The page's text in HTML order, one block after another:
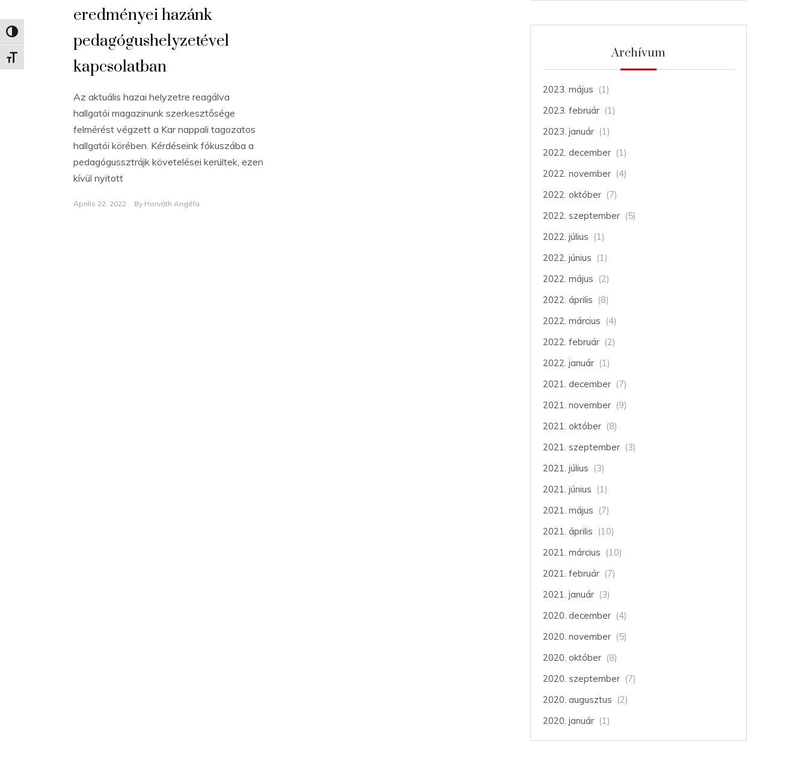
Nagy kontraszt váltása
Betűméret váltása
eredményei hazánk
pedagógushelyzetével
kapcsolatban
Az aktuális hazai helyzetre reagálva
hallgatói magazinunk szerkesztősége
felmérést végzett a Kar nappali tagozatos
hallgatói körében. Kérdéseink fókuszába a
pedagógussztrájk követelései kerültek, ezen
kívül nyitott
Április 22, 2022 By Horváth Angéla
Archívum
2023. május (1)
2023. február (1)
2023. január (1)
2022. december (1)
2022. november (4)
2022. október (7)
2022. szeptember (5)
2022. július (1)
2022. június (1)
2022. május (2)
2022. április (8)
2022. március (4)
2022. február (2)
2022. január (1)
2021. december (7)
2021. november (9)
2021. október (8)
2021. szeptember (3)
2021. július (3)
2021. június (1)
2021. május (7)
2021. április (10)
2021. március (10)
2021. február (7)
2021. január (3)
2020. december (4)
2020. november (5)
2020. október (8)
2020. szeptember (7)
2020. augusztus (2)
2020. január (1)